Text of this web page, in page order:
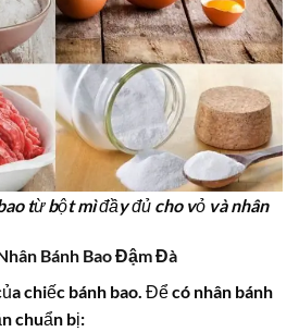
từ bột mì đầy đủ cho vỏ và nhân
Bánh Bao Đậm Đà
chiếc bánh bao. Để có nhân bánh
chuẩn bị: